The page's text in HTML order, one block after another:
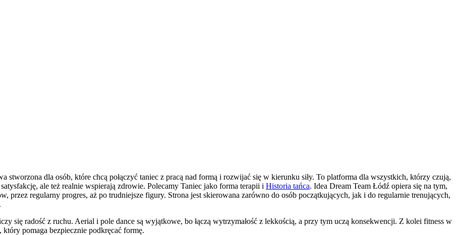
stworzona dla osób, które chcą połączyć taniec z pracą nad formą i rozwijać się w kierunku siły. To platforma dla wszystkich, którzy czują,
ale też realnie wspierają zdrowie. Polecamy Taniec jako forma terapii i Historia tańca. Idea Dream Team Łódź opiera się na tym,
przez regularny progres, aż po trudniejsze figury. Strona jest skierowana zarówno do osób początkujących, jak i do regularnie trenujących,
się radość z ruchu. Aerial i pole dance są wyjątkowe, bo łączą wytrzymałość z lekkością, a przy tym uczą konsekwencji. Z kolei fitness w
pomaga bezpiecznie podkręcać formę.